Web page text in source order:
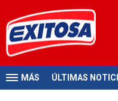
MÁS ÚLTIMAS